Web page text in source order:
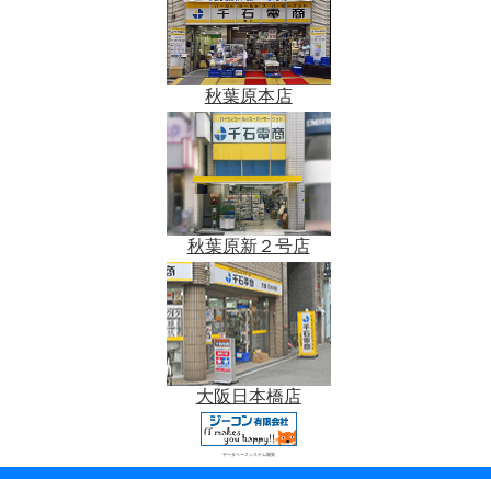
秋葉原本店
秋葉原新２号店
大阪日本橋店
データベースシステム開発